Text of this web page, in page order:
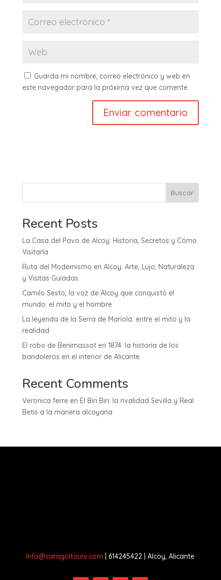
Guarda mi nombre, correo electrónico y web en
este navegador para la próxima vez que comente.
Buscar
Recent Posts
La Casa del Pavo de Alcoy: Historia, Secretos y Cómo
Visitarla
Ruta del Modernismo en Alcoy: Arte, Lujo, Naturaleza
y Visitas Guiadas
Camilo Sesto, la voz de Alcoy que conquistó el
mundo: el mito y el hombre
La leyenda de la Serra de Mariola: entre el mito y la
realidad
El robo de Benimassot en 1874: la historia de los
bandoleros en el interior de Alicante.
Recent Comments
Veronica ferreen El Biri Biri: la rivalidad Sevilla y Real
Betis a la manera alcoyana
Info@caragoltours.com | 614245422 | Alcoy, Alicante